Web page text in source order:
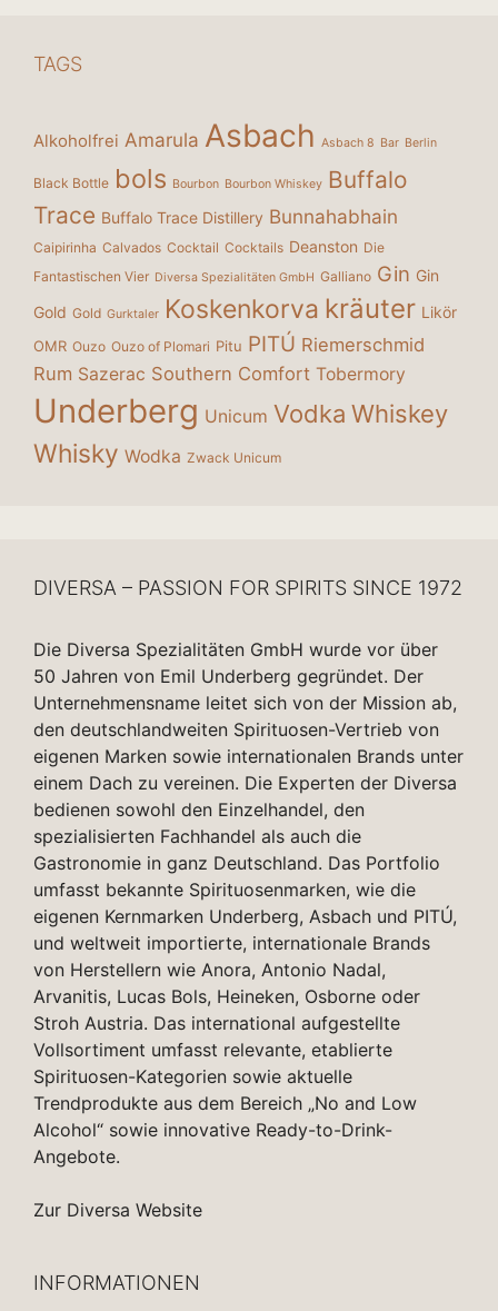
TAGS
Alkoholfrei Amarula Asbach Asbach 8 Bar Berlin
Black Bottle bols Bourbon Bourbon Whiskey Buffalo
Trace Buffalo Trace Distillery Bunnahabhain
Caipirinha Calvados Cocktail Cocktails Deanston Die
Fantastischen Vier Diversa Spezialitäten GmbH Galliano Gin Gin
Gold Gold Gurktaler Koskenkorva kräuter Likör
OMR Ouzo Ouzo of Plomari Pitu PITÚ Riemerschmid
Rum Sazerac Southern Comfort Tobermory
Underberg Unicum Vodka Whiskey
Whisky Wodka Zwack Unicum
DIVERSA – PASSION FOR SPIRITS SINCE 1972
Die Diversa Spezialitäten GmbH wurde vor über
50 Jahren von Emil Underberg gegründet. Der
Unternehmensname leitet sich von der Mission ab,
den deutschlandweiten Spirituosen-Vertrieb von
eigenen Marken sowie internationalen Brands unter
einem Dach zu vereinen. Die Experten der Diversa
bedienen sowohl den Einzelhandel, den
spezialisierten Fachhandel als auch die
Gastronomie in ganz Deutschland. Das Portfolio
umfasst bekannte Spirituosenmarken, wie die
eigenen Kernmarken Underberg, Asbach und PITÚ,
und weltweit importierte, internationale Brands
von Herstellern wie Anora, Antonio Nadal,
Arvanitis, Lucas Bols, Heineken, Osborne oder
Stroh Austria. Das international aufgestellte
Vollsortiment umfasst relevante, etablierte
Spirituosen-Kategorien sowie aktuelle
Trendprodukte aus dem Bereich „No and Low
Alcohol“ sowie innovative Ready-to-Drink-
Angebote.
Zur Diversa Website
INFORMATIONEN